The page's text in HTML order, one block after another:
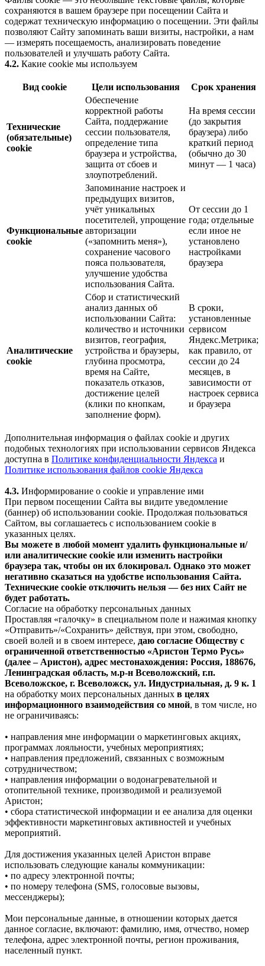
сохраняются в вашем браузере при посещении Сайта и
содержат техническую информацию о посещении. Эти файлы
позволяют Сайту запоминать ваши визиты, настройки, а нам
— измерять посещаемость, анализировать поведение
пользователей и улучшать работу Сайта.
4.2. Какие cookie мы используем
Вид cookie Цели использования Срок хранения
Технические
(обязательные)
cookie
Обеспечение
корректной работы
Сайта, поддержание
сессии пользователя,
определение типа
браузера и устройства,
защита от сбоев и
злоупотреблений.
На время сессии
(до закрытия
браузера) либо
краткий период
(обычно до 30
минут — 1 часа)
Функциональные
cookie
Запоминание настроек и
предыдущих визитов,
учёт уникальных
посетителей, упрощение
авторизации
(«запомнить меня»),
сохранение часового
пояса пользователя,
улучшение удобства
использования Сайта.
От сессии до 1
года; отдельные
если иное не
установлено
настройками
браузера
Аналитические
cookie
Сбор и статистический
анализ данных об
использовании Сайта:
количество и источники
визитов, география,
устройства и браузеры,
глубина просмотра,
время на Сайте,
показатель отказов,
достижение целей
(клики по кнопкам,
заполнение форм).
В сроки,
установленные
сервисом
Яндекс.Метрика;
как правило, от
сессии до 24
месяцев, в
зависимости от
настроек сервиса
и браузера
Дополнительная информация о файлах cookie и других
подобных технологиях при использовании сервисов Яндекса
доступна в Политике конфиденциальности Яндекса и
Политике использования файлов cookie Яндекса
4.3. Информирование о cookie и управление ими
При первом посещении Сайта вы видите уведомление
(баннер) об использовании cookie. Продолжая пользоваться
Сайтом, вы соглашаетесь с использованием cookie в
указанных целях.
Вы можете в любой момент удалить функциональные и/
или аналитические cookie или изменить настройки
браузера так, чтобы он их блокировал. Однако это может
негативно сказаться на удобстве использования Сайта.
Технические cookie отключить нельзя — без них Сайт не
будет работать.
Согласие на обработку персональных данных
Проставляя «галочку» в специальном поле и нажимая кнопку
«Отправить»/«Сохранить» действуя, при этом, свободно,
своей волей и в своем интересе, даю согласие Обществу с
ограниченной ответственностью «Аристон Термо Русь»
(далее – Аристон), адрес местонахождения: Россия, 188676,
Ленинградская область, м.р-н Всеволожский, г.п.
Всеволожское, г. Всеволожск, ул. Индустриальная, д. 9 к. 1
на обработку моих персональных данных в целях
информационного взаимодействия со мной, в том числе, но
не ограничиваясь:
• направления мне информации о маркетинговых акциях,
программах лояльности, учебных мероприятиях;
• направления предложений, связанных с возможным
сотрудничеством;
• направления информации о водонагревательной и
отопительной технике, производимой и реализуемой
Аристон;
• сбора статистической информации и ее анализа для оценки
эффективности маркетинговых активностей и учебных
мероприятий.
Для достижения указанных целей Аристон вправе
использовать следующие каналы коммуникации:
• по адресу электронной почты;
• по номеру телефона (SMS, голосовые вызовы,
мессенджеры);
Мои персональные данные, в отношении которых дается
данное согласие, включают: фамилию, имя, отчество, номер
телефона, адрес электронной почты, регион проживания,
населенный пункт.